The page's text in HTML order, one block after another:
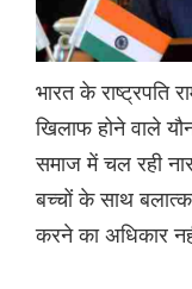
भारत के राष्ट्रपति
खिलाफ होने वाले
समाज में चल रही
बच्चों के साथ
करने का अधिकार